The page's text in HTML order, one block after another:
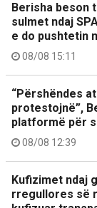
Berisha beson
sulmet ndaj
e do pushtetin
08/08 15:11
“Përshëndes
protestojnë”,
platformë për
08/08 12:39
Kufizimet ndaj
rregullores së